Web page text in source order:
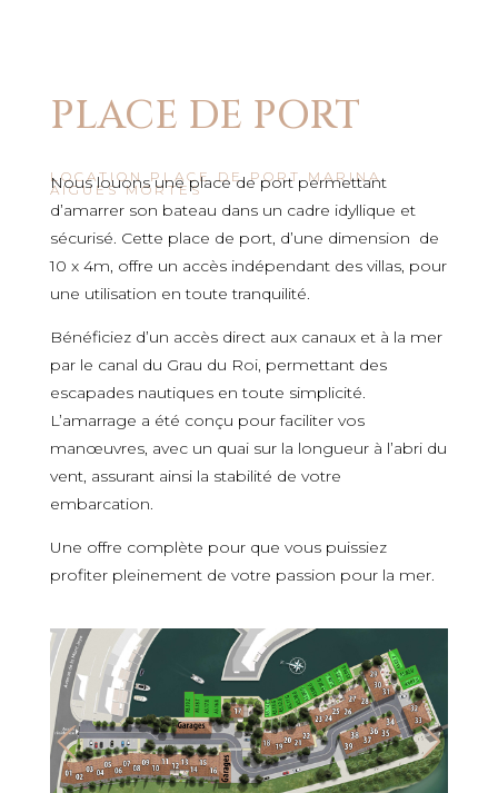
LOCATION PLACE DE PORT MARINA
AIGUES MORTES
PLACE DE PORT
Nous louons une place de port permettant
d’amarrer son bateau dans un cadre idyllique et
sécurisé. Cette place de port, d’une dimension de
10 x 4m, offre un accès indépendant des villas, pour
une utilisation en toute tranquilité.
Bénéficiez d’un accès direct aux canaux et à la mer
par le canal du Grau du Roi, permettant des
escapades nautiques en toute simplicité.
L’amarrage a été conçu pour faciliter vos
manœuvres, avec un quai sur la longueur à l’abri du
vent, assurant ainsi la stabilité de votre
embarcation.
Une offre complète pour que vous puissiez
profiter pleinement de votre passion pour la mer.